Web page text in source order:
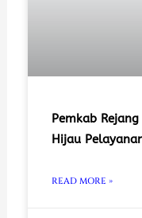
Pemkab
Hijau
READ MORE »